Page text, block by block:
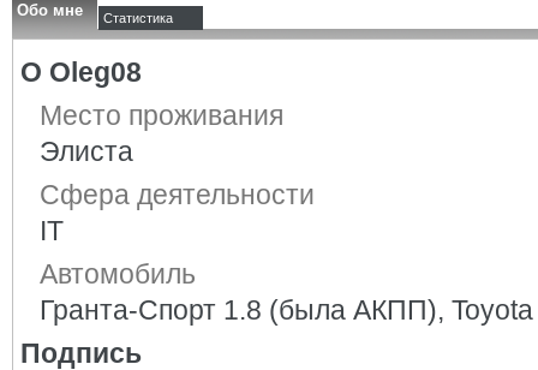
Обо мне Статистика
О Oleg08
Место проживания
Элиста
Сфера деятельности
IT
Автомобиль
Гранта-Спорт 1.8 (была АКПП),
Подпись